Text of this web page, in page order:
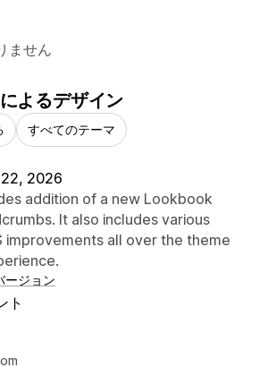
ません
よるデザイン
すべてのテーマ
2026
addition of a new Lookbook
It also includes various
improvements all over the theme
ージョン
ト
報